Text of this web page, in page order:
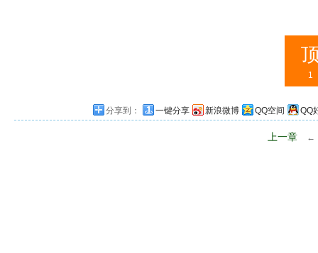
1
分享到： 一键分享 新浪微博 QQ空间 QQ
上一章 ←